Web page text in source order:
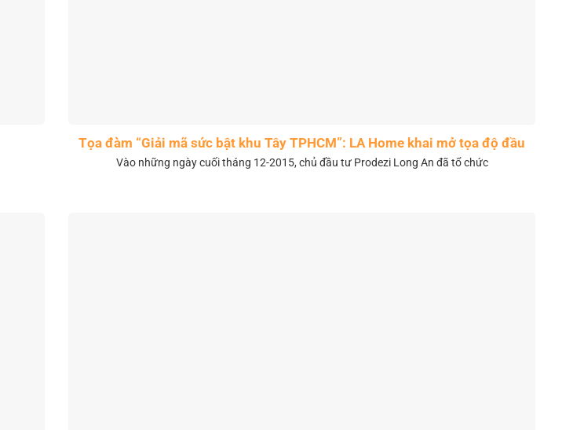
Tọa đàm “Giải mã sức bật khu Tây TPHCM”: LA Home khai mở tọa độ đầu
tư mới
Vào những ngày cuối tháng 12-2015, chủ đầu tư Prodezi Long An đã tổ chức